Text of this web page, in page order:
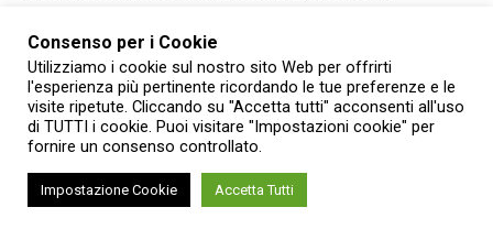
Donazione con Paypal o carta di credito
Consenso per i Cookie
Utilizziamo i cookie sul nostro sito Web per offrirti
l'esperienza più pertinente ricordando le tue preferenze e le
visite ripetute. Cliccando su "Accetta tutti" acconsenti all'uso
di TUTTI i cookie. Puoi visitare "Impostazioni cookie" per
fornire un consenso controllato.
Impostazione Cookie Accetta Tutti